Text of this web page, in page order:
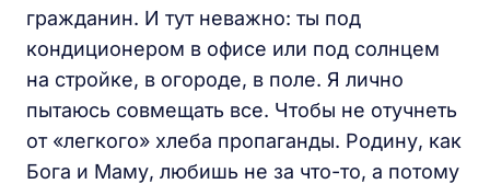
гражданин. И тут неважно: ты под
кондиционером в офисе или под солнцем
на стройке, в огороде, в поле. Я лично
пытаюсь совмещать все. Чтобы не отучнеть
от «легкого» хлеба пропаганды. Родину, как
Бога и Маму, любишь не за что-то, а потому